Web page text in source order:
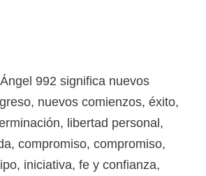
992 significa nuevos
nuevos comienzos, éxito,
libertad personal,
compromiso, compromiso,
iniciativa, fe y confianza,